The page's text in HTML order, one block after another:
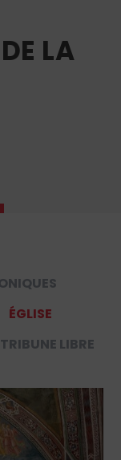
LA
ÉGLISE
TRIBUNE LIBRE